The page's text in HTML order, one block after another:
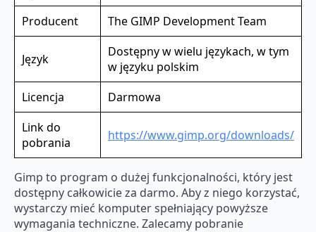
Producent The GIMP Development Team
Język
Dostępny w wielu językach, w tym
w języku polskim
Licencja
Darmowa
Link do
pobrania
https://www.gimp.org/downloads/
Gimp to program o dużej funkcjonalności, który jest
dostępny całkowicie za darmo. Aby z niego korzystać,
wystarczy mieć komputer spełniający powyższe
wymagania techniczne. Zalecamy pobranie